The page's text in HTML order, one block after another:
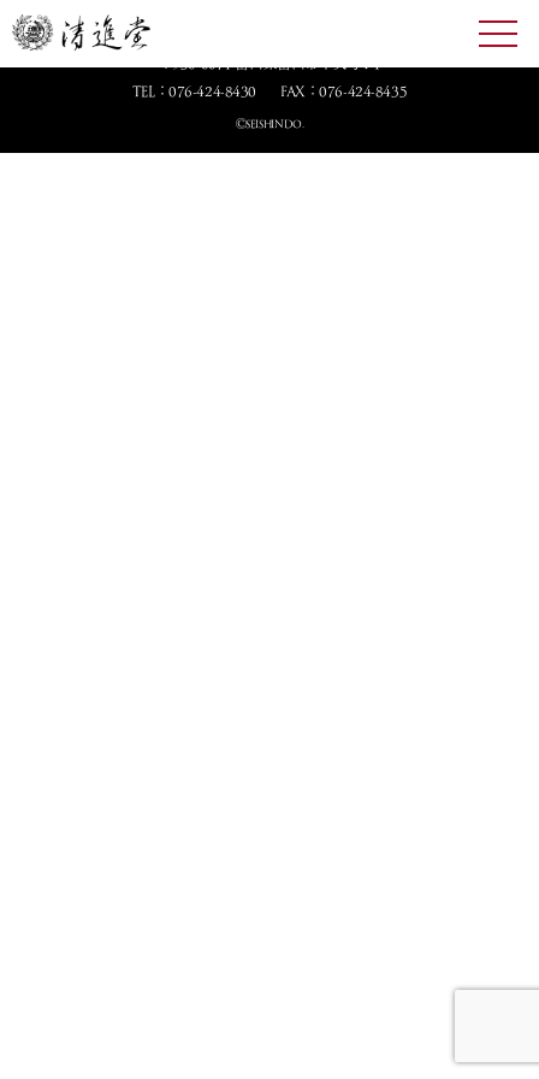
toggle
TEL：076-424-8430
FAX：076-424-8435
ⒸSEISHINDO.